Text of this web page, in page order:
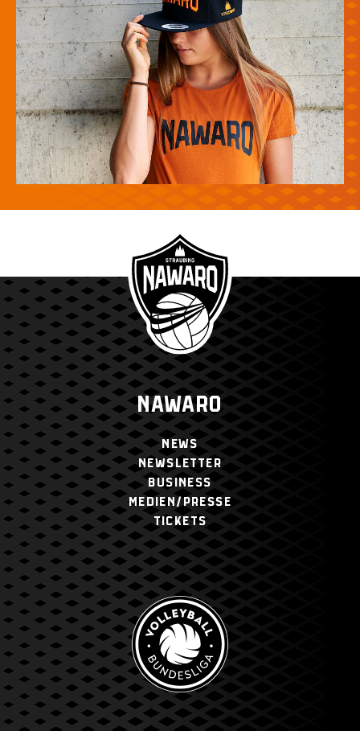
NAWARO
NEWS
NEWSLETTER
BUSINESS
MEDIEN/PRESSE
TICKETS